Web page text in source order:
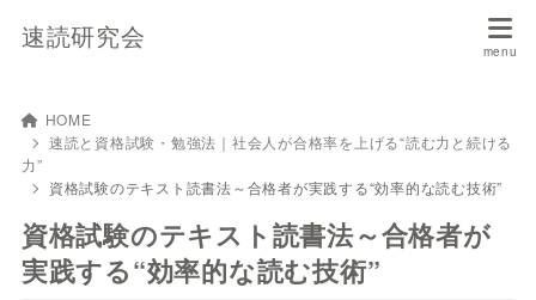
速読研究会
HOME
速読と資格試験・勉強法｜社会人が合格率を上げる“読む力と続ける
力”
資格試験のテキスト読書法～合格者が実践する“効率的な読む技術”
資格試験のテキスト読書法～合格者が
実践する“効率的な読む技術”